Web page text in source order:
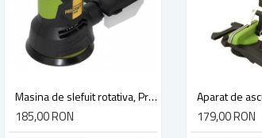
Masina de slefuit rotativa, Procraft EX950E, 950 W, disc 125mm
185,00 RON 175,00 RON
179,00 RON